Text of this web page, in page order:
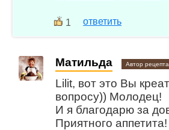
1 ответить
Матильда Автор рецепта
Lilit, вот это Вы
вопросу)) Молодец!
И я благодарю за
Приятного аппетита!